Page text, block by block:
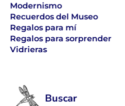
Modernismo
Recuerdos del Museo
Regalos para mí
Regalos para sorprender
Vidrieras
Buscar